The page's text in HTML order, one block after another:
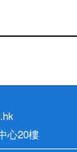
心20樓